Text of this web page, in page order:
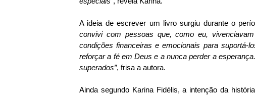
A ideia de escrever um livro surgiu durante o
convivi com pessoas que, como eu,
condições financeiras e emocionais para
reforçar a fé em Deus e a nunca perder a
superados”, frisa a autora.
Ainda segundo Karina Fidélis, a intenção da